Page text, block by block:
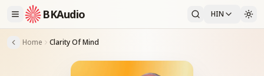
BKAudio HIN
Home Clarity Of Mind